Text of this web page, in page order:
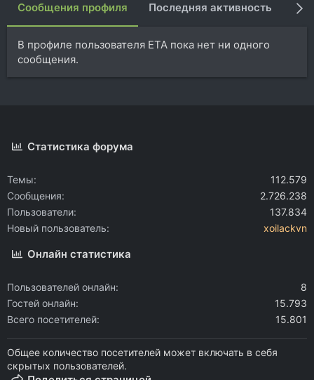
Сообщения профиля Последняя активность
В профиле пользователя ETA пока нет ни одного
сообщения.
Статистика форума
Темы
112.579
Сообщения
2.726.238
Пользователи
137.834
Новый пользователь
xoilackvn
Онлайн статистика
Пользователей онлайн
8
Гостей онлайн
15.793
Всего посетителей
15.801
Общее количество посетителей может включать в себя
скрытых пользователей.